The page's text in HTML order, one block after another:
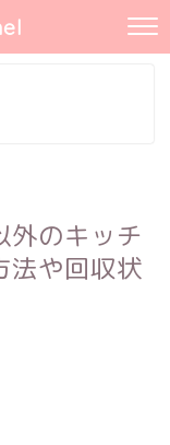
外のキッチ
法や回収状